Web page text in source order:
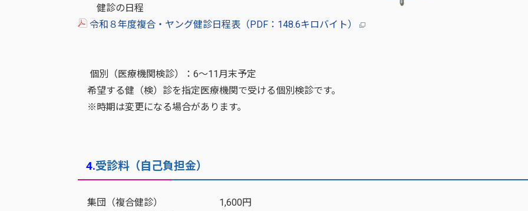
健診の日程
令和８年度複合・ヤング健診日程表（PDF：148.6キロバイト）
個別（医療機関検診）：6～11月末予定
希望する健（検）診を指定医療機関で受ける個別検診です。
※時期は変更になる場合があります。
4.受診料（自己負担金）
集団（複合健診） 1,600円